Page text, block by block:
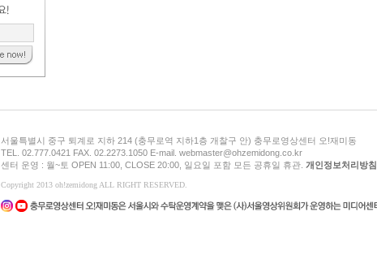
서울특별시 중구 퇴계로 지하 214 (충무로역 지하1층 개찰구 안) 충무로영상센터 오!재미동
TEL. 02.777.0421 FAX. 02.2273.1050 E-mail. webmaster@ohzemidong.co.kr
센터 운영 : 월~토 OPEN 11:00, CLOSE 20:00, 일요일 포함 모든 공휴일 휴관. 개인정보처리방침
Copyright 2013 oh!zemidong ALL RIGHT RESERVED.